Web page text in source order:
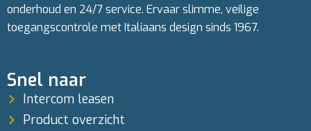
onderhoud en 24/7 service. Ervaar slimme, veilige
toegangscontrole met Italiaans design sinds 1967.
Snel naar
Intercom leasen
Product overzicht